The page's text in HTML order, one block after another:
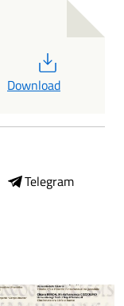
Download
Telegram